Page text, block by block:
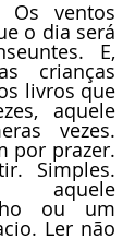
ventos
o dia será
E,
crianças
livros que
aquele
vezes.
por prazer.
Simples.
aquele
ou um
Ler não